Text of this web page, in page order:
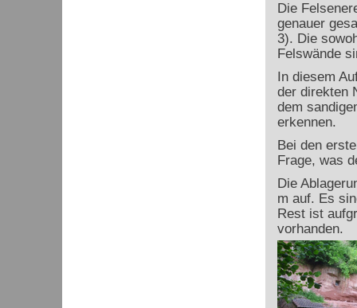
Die
genauer
3). Die
Felswände
In diesem
der direkten
dem
erkennen.
Bei den
Frage, was
Die
m auf. Es
Rest ist
vorhanden.